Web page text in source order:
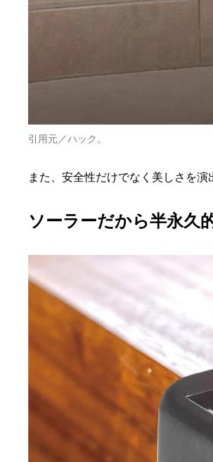
引用元／ハック。
また、安全性だけでなく美しさを
ソーラーだから半永久